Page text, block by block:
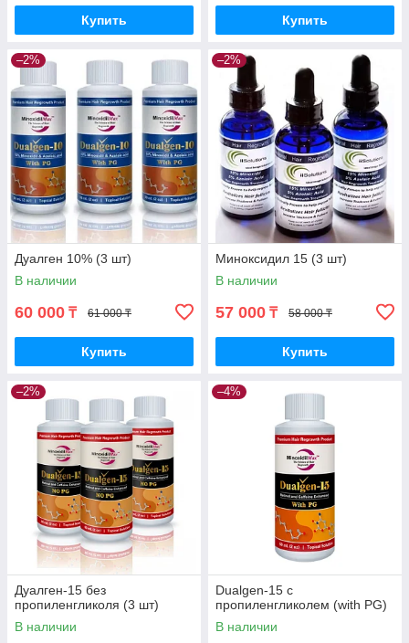
Купить Купить
–2%
Дуалген 10% (3 шт)
В наличии
60 000 ₸ 61 000 ₸
Купить
–2%
Миноксидил 15 (3 шт)
В наличии
57 000 ₸ 58 000 ₸
Купить
–2%
Дуалген-15 без
пропиленгликоля (3 шт)
В наличии
–4%
Dualgen-15 с
пропиленгликолем (with PG)
В наличии